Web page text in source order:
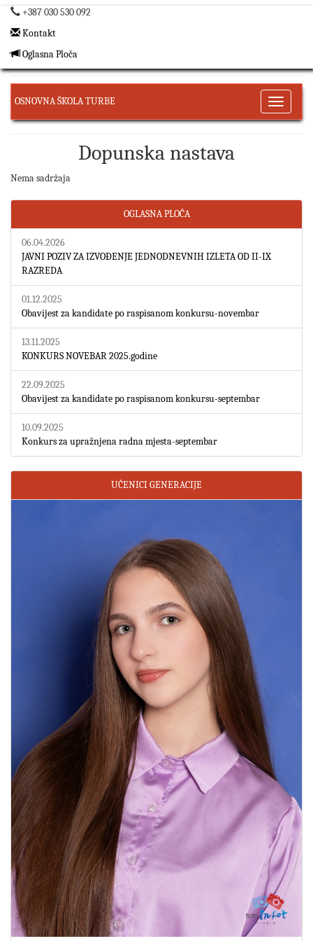
+387 030 530 092
Kontakt
Oglasna Ploča
Toggle
OSNOVNA ŠKOLA TURBE
Dopunska nastava
Nema sadržaja
OGLASNA PLOČA
06.04.2026
JAVNI POZIV ZA IZVOĐENJE JEDNODNEVNIH IZLETA OD II-IX
RAZREDA
01.12.2025
Obavijest za kandidate po raspisanom konkursu-novembar
13.11.2025
KONKURS NOVEBAR 2025.godine
22.09.2025
Obavijest za kandidate po raspisanom konkursu-septembar
10.09.2025
Konkurs za upražnjena radna mjesta-septembar
UČENICI GENERACIJE